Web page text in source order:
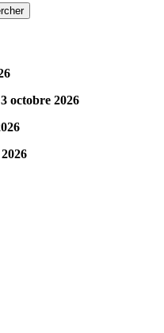
octobre 2026